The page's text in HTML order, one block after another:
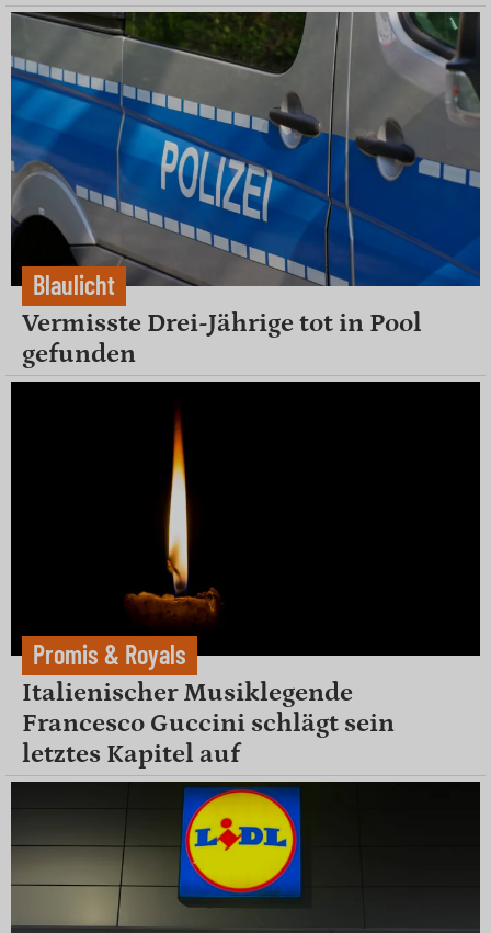
Blaulicht
Vermisste Drei-Jährige tot in Pool
gefunden
Promis & Royals
Italienischer Musiklegende
Francesco Guccini schlägt sein
letztes Kapitel auf